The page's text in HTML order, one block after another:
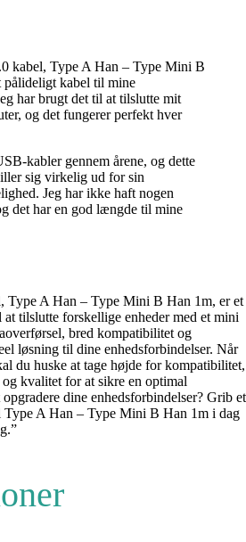
kabel, Type A Han – Type Mini B
kabel til mine
har brugt det til at tilslutte mit
og det fungerer perfekt hver
kabler gennem årene, og dette
sig virkelig ud for sin
Jeg har ikke haft nogen
det har en god længde til mine
A Han – Type Mini B Han 1m, er et
tilslutte forskellige enheder med et mini
bred kompatibilitet og
løsning til dine enhedsforbindelser. Når
du huske at tage højde for kompatibilitet,
kvalitet for at sikre en optimal
dine enhedsforbindelser? Grib et
A Han – Type Mini B Han 1m i dag